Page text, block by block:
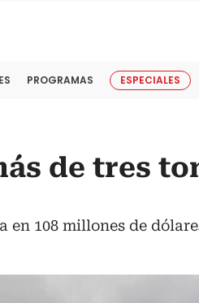
PROGRAMAS ESPECIALES
de tres
en 108 millones de